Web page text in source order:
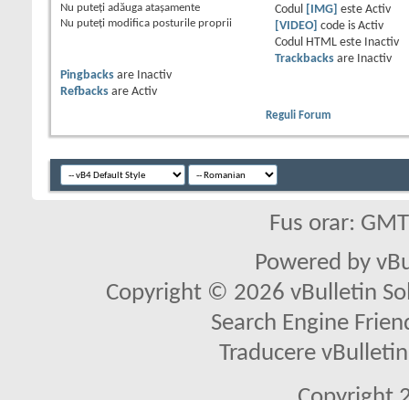
Nu puteţi adăuga ataşamente
Nu puteţi modifica posturile proprii
Codul
[IMG] este Activ
[VIDEO] code is Activ
Codul HTML este
Inactiv
Trackbacksare
Inactiv
Pingbacks are
Inactiv
Refbacks are Activ
Reguli Forum
Fus orar:
Powered by
Copyright © 2026 vBulletin
Search Engine
Traducere